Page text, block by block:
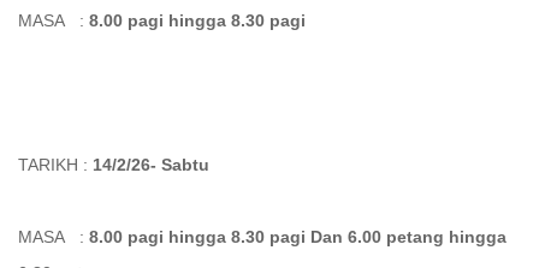
MASA : 8.00 pagi hingga 8.30 pagi
TARIKH : 14/2/26- Sabtu
MASA : 8.00 pagi hingga 8.30 pagi Dan 6.00 petang hingga